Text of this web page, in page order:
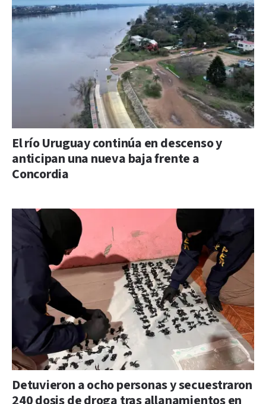
El río Uruguay continúa en descenso y
anticipan una nueva baja frente a
Concordia
Detuvieron a ocho personas y secuestraron